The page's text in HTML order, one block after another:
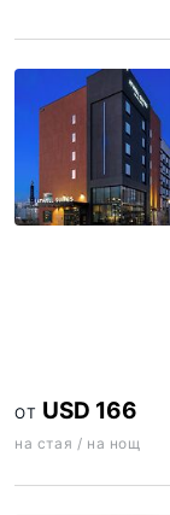
ОТ USD 166
на стая / на нощ